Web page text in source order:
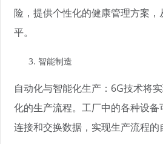
险，提供个性化的健康管理方案
平。
智能制造
自动化与智能化生产：6G技术将
化的生产流程。工厂中的各种设
连接和交换数据，实现生产流程的